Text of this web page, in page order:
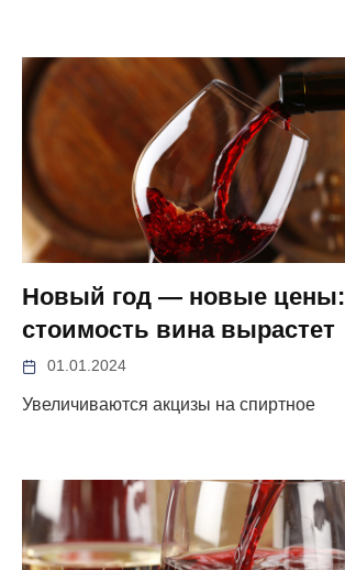
Новый год — новые цены:
стоимость вина вырастет
01.01.2024
Увеличиваются акцизы на спиртное